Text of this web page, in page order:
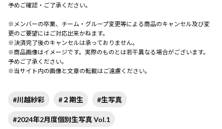
予めご確認・ご了承ください。
※メンバーの卒業、チーム・グループ変更等による商品のキャンセル及び変
更のご要望にはご対応出来かねます。
※決済完了後のキャンセルは承っておりません。
※商品画像はイメージです。実際のものとは若干異なる場合がございます。
予めご了承ください。
※当サイト内の画像と文章の転載はご遠慮ください。
#川越紗彩 #２期生 #生写真
#2024年2月度個別生写真 Vol.1